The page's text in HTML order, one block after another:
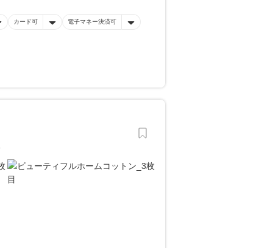
カード可 電子マネー決済可